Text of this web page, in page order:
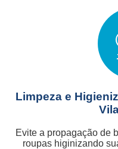
Limpeza e
Evite a propagação de
roupas higinizando